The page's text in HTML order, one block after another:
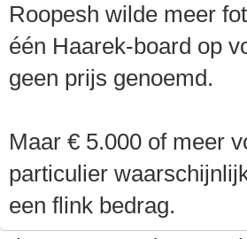
Roopesh wilde meer
één Haarek-board op
geen prijs genoemd.
Maar € 5.000 of meer
particulier
een flink bedrag.